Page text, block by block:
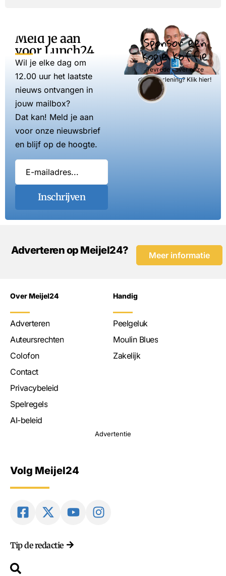
Meld je aan
voor Lunch24
Wil je elke dag om
12.00 uur het laatste
nieuws ontvangen in
jouw mailbox?
Dat kan! Meld je aan
voor onze nieuwsbrief
en blijf op de hoogte.
Inschrijven
Sponsor een
kopje koffie
Tevreden over onze
dienstverlening? Klik hier!
Adverteren op Meijel24? Meer informatie
Over Meijel24
Adverteren
Auteursrechten
Colofon
Contact
Privacybeleid
Spelregels
AI-beleid
Handig
Peelgeluk
Moulin Blues
Zakelijk
Advertentie
Volg Meijel24
Tip de redactie